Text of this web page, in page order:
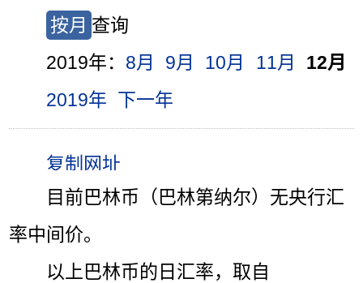
按月 查询
2019年： 8月 9月 10月 11月
12月
2019年 下一年
目前巴林币（巴林第纳尔）无央行汇
率中间价。
以上巴林币的日汇率，取自